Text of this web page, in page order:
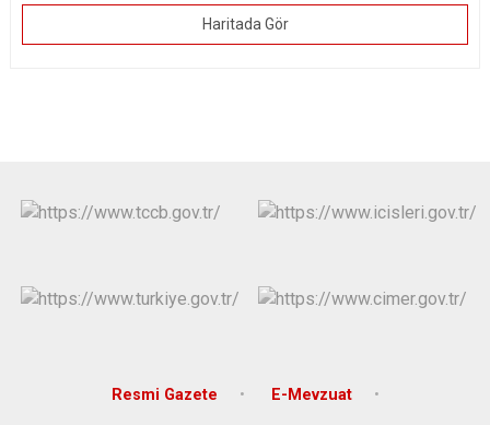
Haritada Gör
Resmi Gazete E-Mevzuat